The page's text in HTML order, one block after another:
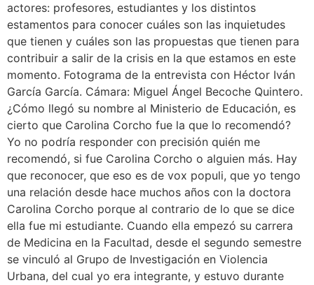
actores: profesores, estudiantes y los distintos
estamentos para conocer cuáles son las inquietudes
que tienen y cuáles son las propuestas que tienen para
contribuir a salir de la crisis en la que estamos en este
momento. Fotograma de la entrevista con Héctor Iván
García García. Cámara: Miguel Ángel Becoche Quintero.
¿Cómo llegó su nombre al Ministerio de Educación, es
cierto que Carolina Corcho fue la que lo recomendó?
Yo no podría responder con precisión quién me
recomendó, si fue Carolina Corcho o alguien más. Hay
que reconocer, que eso es de vox populi, que yo tengo
una relación desde hace muchos años con la doctora
Carolina Corcho porque al contrario de lo que se dice
ella fue mi estudiante. Cuando ella empezó su carrera
de Medicina en la Facultad, desde el segundo semestre
se vinculó al Grupo de Investigación en Violencia
Urbana, del cual yo era integrante, y estuvo durante